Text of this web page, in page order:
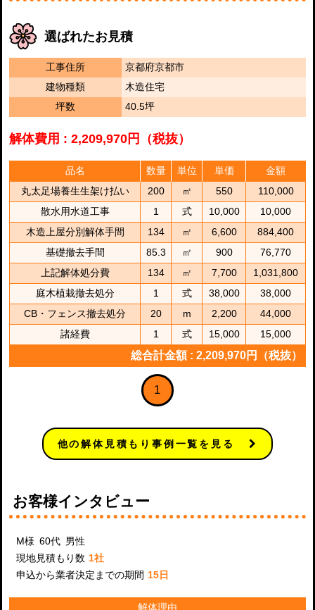
選ばれたお見積
工事住所
京都府京都市
建物種類
木造住宅
坪数
40.5坪
解体費用 : 2,209,970円（税抜）
総合計金額 : 2,209,970円（税抜）
品名 数量 単位 単価
金額
丸太足場養生生架け払い
200 ㎡ 550
110,000
散水用水道工事
1 式 10,000
10,000
木造上屋分別解体手間
134 ㎡ 6,600
884,400
基礎撤去手間
85.3 ㎡ 900
76,770
上記解体処分費
134 ㎡ 7,700
1,031,800
庭木植栽撤去処分
1 式 38,000
38,000
CB・フェンス撤去処分
20 m 2,200
44,000
諸経費
1 式 15,000 15,000
1
他の解体見積もり事例一覧を見る
お客様インタビュー
M様 60代 男性
現地見積もり数 1社
申込から業者決定までの期間 15日
解体理由